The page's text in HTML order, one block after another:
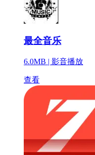
最全音乐
6.0MB | 影音播放
查看